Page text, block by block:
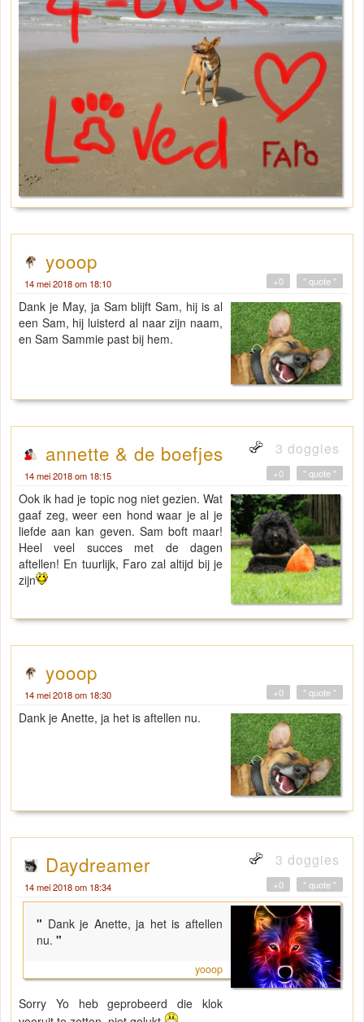
yooop
14 mei 2018 om 18:10 " quote "
+0
Dank je May, ja Sam blijft Sam, hij is al
een Sam, hij luisterd al naar zijn naam,
en Sam Sammie past bij hem.
annette & de boefjes 3 doggies
14 mei 2018 om 18:15 " quote "
+0
Ook ik had je topic nog niet gezien. Wat
gaaf zeg, weer een hond waar je al je
liefde aan kan geven. Sam boft maar!
Heel veel succes met de dagen
aftellen! En tuurlijk, Faro zal altijd bij je
zijn
yooop
14 mei 2018 om 18:30 " quote "
+0
Dank je Anette, ja het is aftellen nu.
Daydreamer 3 doggies
14 mei 2018 om 18:34 " quote "
+0
" Dank je Anette, ja het is aftellen
nu. "
yooop
Sorry Yo heb geprobeerd die klok